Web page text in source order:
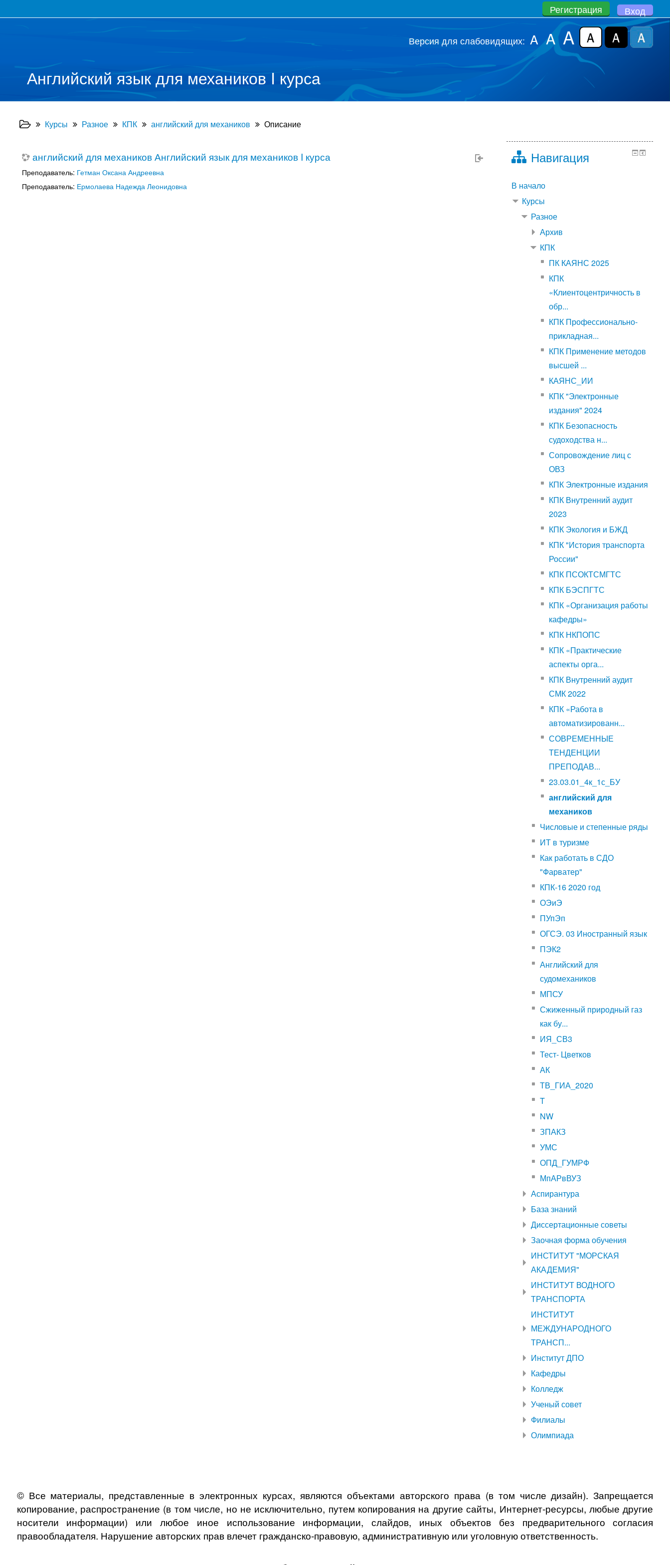
Регистрация Вход
Версия для слабовидящих: A A A
Английский язык для механиков I курса
Курсы Разное КПК английский для механиков Описание
английский для механиков Английский язык для механиков I курса
Преподаватель: Гетман Оксана Андреевна
Преподаватель: Ермолаева Надежда Леонидовна
Навигация
В начало
Курсы
Разное
Архив
КПК
ПК КАЯНС 2025
КПК
«Клиентоцентричность в
обр...
КПК Профессионально-
прикладная...
КПК Применение методов
высшей ...
КАЯНС_ИИ
КПК "Электронные
издания" 2024
КПК Безопасность
судоходства н...
Сопровождение лиц с
ОВЗ
КПК Электронные издания
КПК Внутренний аудит
2023
КПК Экология и БЖД
КПК "История транспорта
России"
КПК ПСОКТСМГТС
КПК БЭСПГТС
КПК «Организация работы
кафедры»
КПК НКПОПС
КПК «Практические
аспекты орга...
КПК Внутренний аудит
СМК 2022
КПК «Работа в
автоматизированн...
СОВРЕМЕННЫЕ
ТЕНДЕНЦИИ
ПРЕПОДАВ...
23.03.01_4к_1с_БУ
английский для
механиков
Числовые и степенные ряды
ИТ в туризме
Как работать в СДО
"Фарватер"
КПК-16 2020 год
ОЭиЭ
ПУпЭп
ОГСЭ. 03 Иностранный язык
ПЭК2
Английский для
судомехаников
МПСУ
Сжиженный природный газ
как бу...
ИЯ_СВ3
Тест- Цветков
АК
ТВ_ГИА_2020
T
NW
ЗПАКЗ
УМС
ОПД_ГУМРФ
МпАРвВУЗ
Аспирантура
База знаний
Диссертационные советы
Заочная форма обучения
ИНСТИТУТ "МОРСКАЯ
АКАДЕМИЯ"
ИНСТИТУТ ВОДНОГО
ТРАНСПОРТА
ИНСТИТУТ
МЕЖДУНАРОДНОГО
ТРАНСП...
Институт ДПО
Кафедры
Колледж
Ученый совет
Филиалы
Олимпиада
© Все материалы, представленные в электронных курсах, являются объектами авторского права (в том числе дизайн). Запрещается
копирование, распространение (в том числе, но не исключительно, путем копирования на другие сайты, Интернет-ресурсы, любые другие
носители информации) или любое иное использование информации, слайдов, иных объектов без предварительного согласия
правообладателя. Нарушение авторских прав влечет гражданско-правовую, административную или уголовную ответственность.